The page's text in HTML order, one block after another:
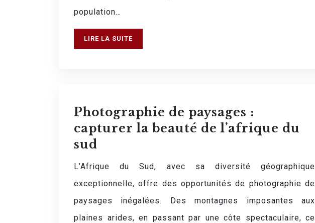
population…
LIRE LA SUITE
Photographie de paysages :
capturer la beauté de l’afrique du
sud
L’Afrique du Sud, avec sa diversité géographique
exceptionnelle, offre des opportunités de photographie de
paysages inégalées. Des montagnes imposantes aux
plaines arides, en passant par une côte spectaculaire, ce